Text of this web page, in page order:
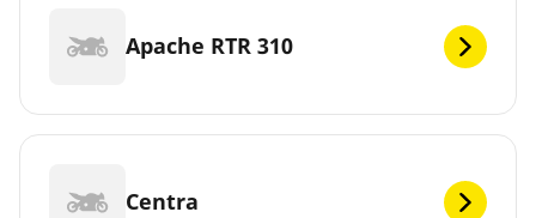
Apache RTR 310
Centra